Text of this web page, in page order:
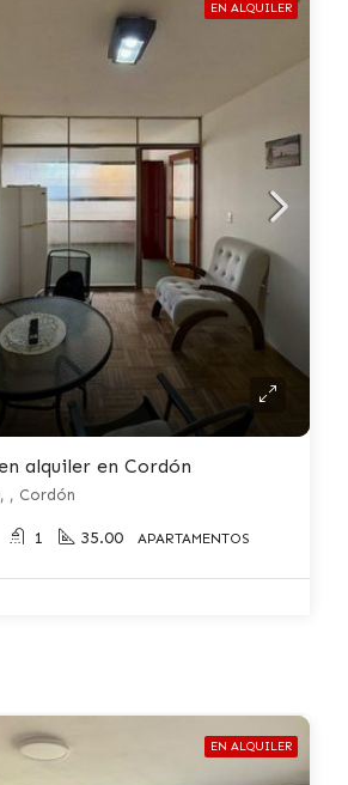
EN ALQUILER
alquiler en Cordón
, Cordón
1 35.00 APARTAMENTOS
EN ALQUILER